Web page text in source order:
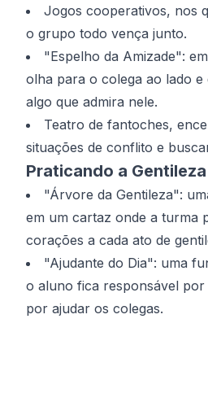
Jogos cooperativos, nos
o grupo todo vença junto.
"Espelho da Amizade":
olha para o colega ao lado e
algo que admira nele.
Teatro de fantoches,
situações de conflito e
Praticando a Gentileza
"Árvore da Gentileza":
em um cartaz onde a turma
corações a cada ato de
"Ajudante do Dia": uma
o aluno fica responsável por
por ajudar os colegas.